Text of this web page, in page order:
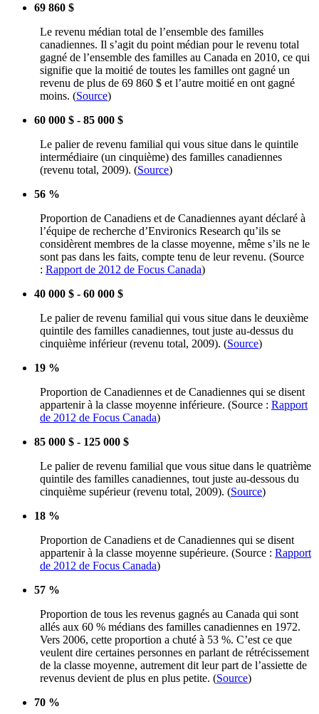
69 860 $
Le revenu médian total de l’ensemble des familles
canadiennes. Il s’agit du point médian pour le revenu total
gagné de l’ensemble des familles au Canada en 2010, ce qui
signifie que la moitié de toutes les familles ont gagné un
revenu de plus de 69 860 $ et l’autre moitié en ont gagné
moins. (Source)
60 000 $ - 85 000 $
Le palierde revenu familial qui vous situe dans le quintile
intermédiaire (un cinquième) des familles canadiennes
(revenu total, 2009). (Source)
56 %
Proportion de Canadiens et de Canadiennes ayant déclaré à
l’équipe de recherche d’Environics Research qu’ils se
considèrent membres de la classe moyenne, même s’ils ne le
sont pas dans les faits, compte tenu de leur revenu. (Source
: Rapport de 2012 de Focus Canada)
40 000 $ - 60 000 $
Le palierde revenu familial qui vous situe dans le deuxième
quintile des familles canadiennes, tout juste au-dessus du
cinquième inférieur(revenu total, 2009). (Source)
19 %
Proportion de Canadiennes et de Canadiennes qui se disent
appartenir à la classe moyenne inférieure. (Source : Rapport
de 2012 de Focus Canada)
85 000 $ - 125 000 $
Le palierde revenu familial que vous situe dans le quatrième
quintile des familles canadiennes, tout juste au-dessous du
cinquième supérieur(revenu total, 2009). (Source)
18 %
Proportion de Canadiens et de Canadiennes qui se disent
appartenir à la classe moyenne supérieure. (Source : Rapport
de 2012 de Focus Canada)
57 %
Proportion de tous les revenus gagnés au Canada qui sont
allés aux 60 % médians des familles canadiennes en 1972.
Vers 2006, cette proportion a chuté à 53 %. C’est ce que
veulent dire certaines personnes en parlant de rétrécissement
de la classe moyenne, autrement dit leurpart de l’assiette de
revenus devient de plus en plus petite. (Source)
70 %